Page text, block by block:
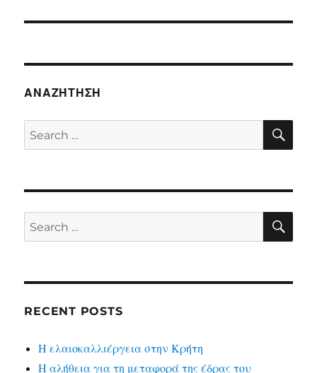
ΑΝΑΖΉΤΗΣΗ
Search
for:
Search
for:
RECENT POSTS
Η ελαιοκαλλιέργεια στην Κρήτη
Η αλήθεια για τη μεταφορά της έδρας του